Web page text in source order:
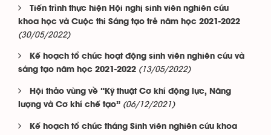
Tiến trình thực hiện Hội nghị sinh viên nghiên cứu
khoa học và Cuộc thi Sáng tạo trẻ năm học 2021-2022
(30/05/2022)
Kế hoạch tổ chức hoạt động sinh viên nghiên cứu và
sáng tạo năm học 2021-2022 (13/05/2022)
Hội thảo vùng về “Kỹ thuật Cơ khí động lực, Năng
lượng và Cơ khí chế tạo” (06/12/2021)
Kế hoạch tổ chức tháng Sinh viên nghiên cứu khoa